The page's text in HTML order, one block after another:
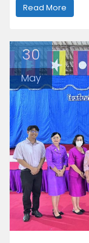
Read More
30
May